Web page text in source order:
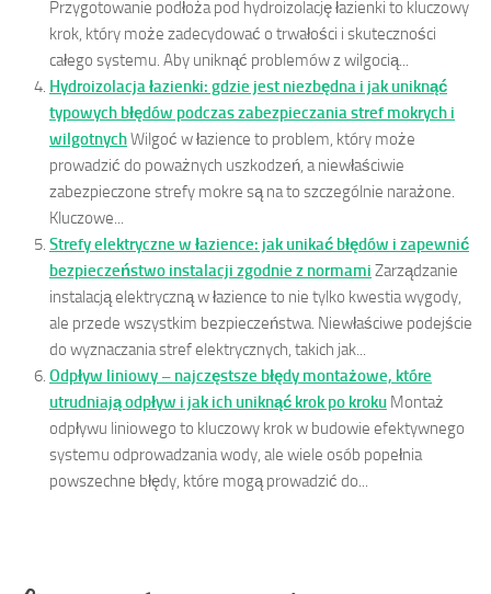
Przygotowanie podłoża pod hydroizolację łazienki to kluczowy
krok, który może zadecydować o trwałości i skuteczności
całego systemu. Aby uniknąć problemów z wilgocią...
Hydroizolacja łazienki: gdzie jest niezbędna i jak uniknąć
typowych błędów podczas zabezpieczania stref mokrych i
wilgotnychWilgoć w łazience to problem, który może
prowadzić do poważnych uszkodzeń, a niewłaściwie
zabezpieczone strefy mokre są na to szczególnie narażone.
Kluczowe...
Strefy elektryczne w łazience: jak unikać błędów i zapewnić
bezpieczeństwo instalacji zgodnie z normami Zarządzanie
instalacją elektryczną w łazience to nie tylko kwestia wygody,
ale przede wszystkim bezpieczeństwa. Niewłaściwe podejście
do wyznaczania stref elektrycznych, takich jak...
Odpływ liniowy – najczęstsze błędy montażowe, które
utrudniają odpływ i jak ich uniknąć krok po kroku Montaż
odpływu liniowego to kluczowy krok w budowie efektywnego
systemu odprowadzania wody, ale wiele osób popełnia
powszechne błędy, które mogą prowadzić do...